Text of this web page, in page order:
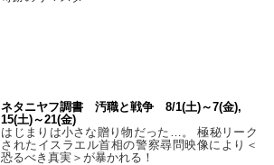
ネタニヤフ調書 汚職と戦争 8/1(土)～7(金),
15(土)～21(金)
はじまりは小さな贈り物だった…。 極秘リーク
されたイスラエル首相の警察尋問映像により＜
恐るべき真実＞が暴かれる！